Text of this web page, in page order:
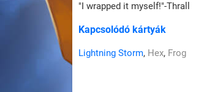
"I wrapped it myself!"-Thrall
Kapcsolódó kártyák
Lightning Storm, Hex, Frog